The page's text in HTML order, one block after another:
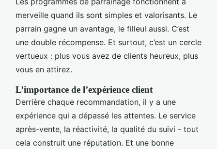
merveille quand ils sont simples et valorisants. Le
parrain gagne un avantage, le filleul aussi. C’est
une double récompense. Et surtout, c’est un cercle
vertueux : plus vous avez de clients heureux, plus
vous en attirez.
L’importance de l’expérience client
Derrière chaque recommandation, il y a une
expérience qui a dépassé les attentes. Le service
après-vente, la réactivité, la qualité du suivi - tout
cela construit une réputation. Et une bonne